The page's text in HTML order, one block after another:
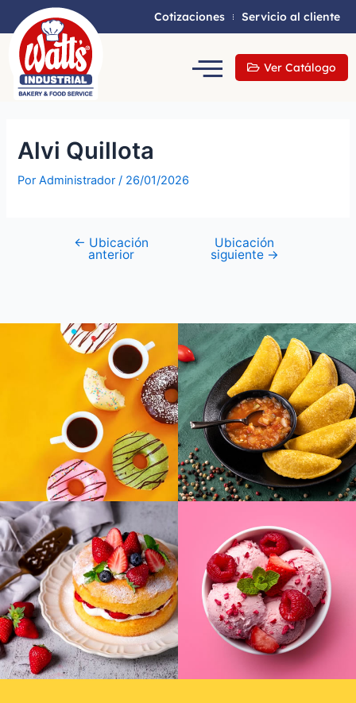
Cotizaciones Servicio al cliente
Ver Catálogo
Alvi Quillota
PorAdministrador/ 26/01/2026
← Ubicación
anterior
Ubicación
siguiente →